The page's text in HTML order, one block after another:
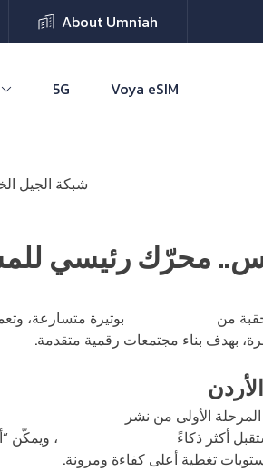
About Umniah
5G Voya eSIM
شبكة الجيل
محرّك رئيسي
من
بوتيرة متسارعة،
بهدف بناء مجتمعات رقمية متقدمة.
الأولى من نشر
، ويمكّن
تغطية أعلى كفاءة ومرونة.